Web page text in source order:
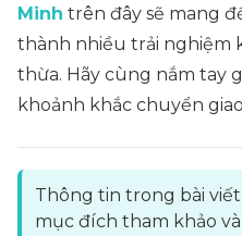
Minh trên đây sẽ mang
thành nhiều trải nghiệm
thừa. Hãy cùng nắm tay
khoảnh khắc chuyển
Thông tin trong bài
mục đích tham khảo